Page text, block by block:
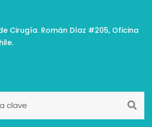
Cirugía. Román Díaz #205, Oficina